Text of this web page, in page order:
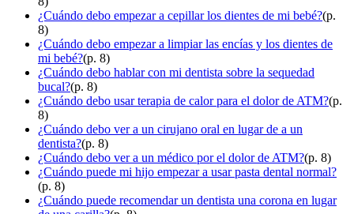
¿Cuándo debo empezar a cepillar los dientes de mi bebé?(p.
8)
¿Cuándo debo empezar a limpiar las encías y los dientes de
mi bebé?(p. 8)
¿Cuándo debo hablar con mi dentista sobre la sequedad
bucal?(p. 8)
¿Cuándo debo usar terapia de calor para el dolor de ATM?(p.
8)
¿Cuándo debo ver a un cirujano oral en lugar de a un
dentista?(p. 8)
¿Cuándo debo ver a un médico por el dolor de ATM?(p. 8)
¿Cuándo puede mi hijo empezar a usar pasta dental normal?
(p. 8)
¿Cuándo puede recomendar un dentista una corona en lugar